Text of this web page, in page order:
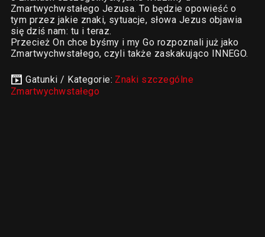
Zmartwychwstałego Jezusa. To będzie opowieść o
tym przez jakie znaki, sytuacje, słowa Jezus objawia
się dziś nam: tu i teraz.
Przecież On chce byśmy i my Go rozpoznali już jako
Zmartwychwstałego, czyli także zaskakująco INNEGO.
Gatunki / Kategorie: Znaki szczególne
Zmartwychwstałego